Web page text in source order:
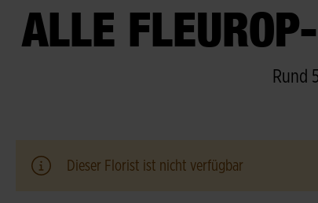
ALLE
Rund
Dieser Florist ist nicht verfügbar